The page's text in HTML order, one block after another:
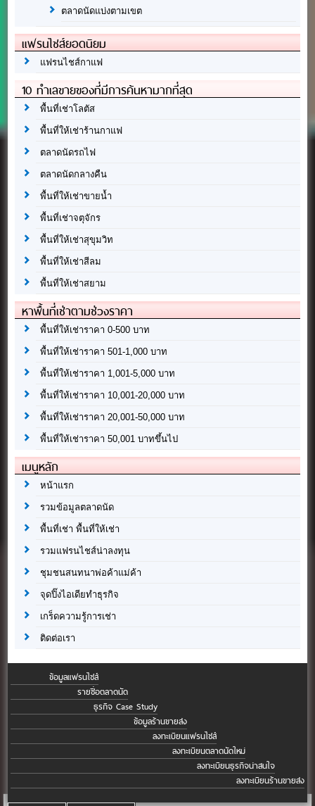
ตลาดนัดแบ่งตามเขต
แฟรนไชส์ยอดนิยม
แฟรนไชส์กาแฟ
10 ทำเลขายของที่มีการค้นหามากที่สุด
พื้นที่เช่าโลตัส
พื้นที่ให้เช่าร้านกาแฟ
ตลาดนัดรถไฟ
ตลาดนัดกลางคืน
พื้นที่ให้เช่าขายน้ำ
พื้นที่เช่าจตุจักร
พื้นที่ให้เช่าสุขุมวิท
พื้นที่ให้เช่าสีลม
พื้นที่ให้เช่าสยาม
หาพื้นที่เช่าตามช่วงราคา
พื้นที่ให้เช่าราคา 0-500 บาท
พื้นที่ให้เช่าราคา 501-1,000 บาท
พื้นที่ให้เช่าราคา 1,001-5,000 บาท
พื้นที่ให้เช่าราคา 10,001-20,000 บาท
พื้นที่ให้เช่าราคา 20,001-50,000 บาท
พื้นที่ให้เช่าราคา 50,001 บาทขึ้นไป
เมนูหลัก
หน้าแรก
รวมข้อมูลตลาดนัด
พื้นที่เช่า พื้นที่ให้เช่า
รวมแฟรนไชส์น่าลงทุน
ชุมชนสนทนาพ่อค้าแม่ค้า
จุดปิ๊งไอเดียทำธุรกิจ
เกร็ดความรู้การเช่า
ติดต่อเรา
ข้อมูลแฟรนไชส์
รายชื่อตลาดนัด
ธุรกิจ Case Study
ข้อมูลร้านขายส่ง
ลงทะเบียนแฟรนไชส์
ลงทะเบียนตลาดนัดใหม่
ลงทะเบียนธุรกิจน่าสนใจ
ลงทะเบียนร้านขายส่ง